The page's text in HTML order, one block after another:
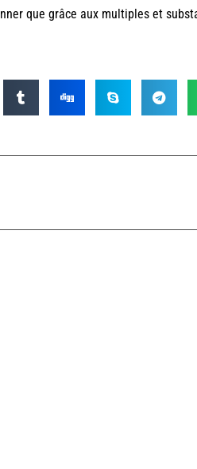
que grâce aux multiples et